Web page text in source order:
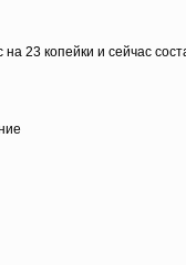
23 копейки и сейчас